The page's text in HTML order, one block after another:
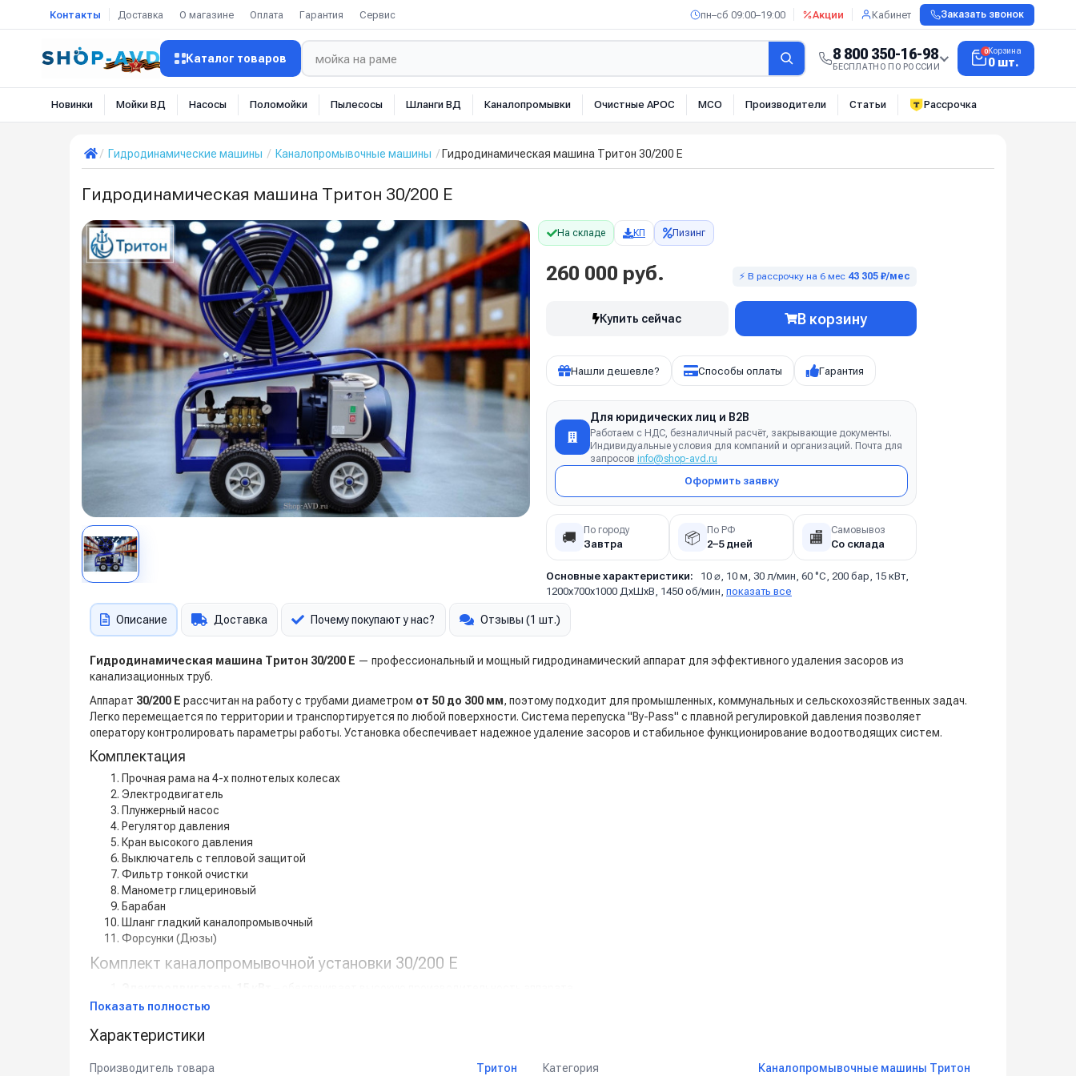
Контакты Доставка О магазине Оплата Гарантия Сервис пн–сб 09:00–19:00 Акции Кабинет Заказать звонок
Каталог товаров 8 800 350-16-98
БЕСПЛАТНО ПО РОССИИ
0Корзина
0 шт.
Новинки Мойки ВД Насосы Поломойки Пылесосы Шланги ВД Каналопромывки Очистные АРОС МСО Производители Статьи Рассрочка
Гидродинамические машины Каналопромывочные машины Гидродинамическая машина Тритон 30/200 Е
Гидродинамическая машина Тритон 30/200 Е
На складе КП Лизинг
260 000 руб. ⚡ В рассрочку на 6 мес 43 305 ₽/мес
Купить сейчас В корзину
Нашли дешевле? Способы оплаты Гарантия
Для юридических лиц и B2B
Работаем с НДС, безналичный расчёт, закрывающие документы.
Индивидуальные условия для компаний и организаций. Почта для
запросов info@shop-avd.ru
Оформить заявку
🚚 По городу
Завтра 📦 По РФ
2–5 дней 🏬 Самовывоз
Со склада
Основные характеристики:
10 ⌀, 10 м, 30 л/мин, 60 °С, 200 бар, 15 кВт,
1200х700х1000 ДхШхВ, 1450 об/мин, показать все
Описание Доставка Почему покупают у нас? Отзывы (1 шт.)
Гидродинамическая машина Тритон 30/200 Е — профессиональный и мощный гидродинамический аппарат для эффективного удаления засоров из
канализационных труб.
Аппарат 30/200 Е рассчитан на работу с трубами диаметром от 50 до 300 мм, поэтому подходит для промышленных, коммунальных и сельскохозяйственных задач.
Легко перемещается по территории и транспортируется по любой поверхности. Система перепуска "By-Pass" с плавной регулировкой давления позволяет
оператору контролировать параметры работы. Установка обеспечивает надежное удаление засоров и стабильное функционирование водоотводящих систем.
Комплектация
Прочная рама на 4-х полнотелых колесах
Электродвигатель
Плунжерный насос
Регулятор давления
Кран высокого давления
Выключатель с тепловой защитой
Фильтр тонкой очистки
Манометр глицериновый
Барабан
Шланг гладкий каналопромывочный
Форсунки (Дюзы)
Комплект каналопромывочной установки 30/200 Е
Насос высокого давления
Система перепуска "By-Pass"
Прочная металлическая рама
– для устойчивости и удобства транспортировки.
Показать полностью
Характеристики
Производитель товара Тритон Категория
Каналопромывочные машины Тритон